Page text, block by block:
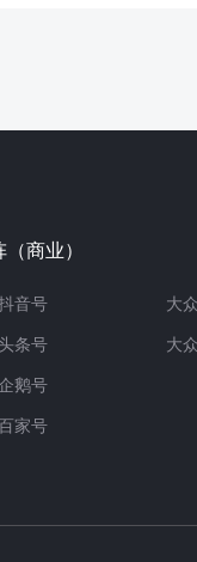
商业）
音号
条号
鹅号
家号
大
大